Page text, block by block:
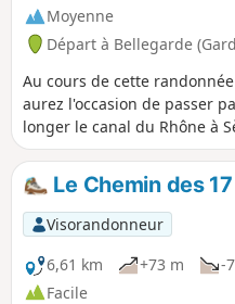
Moyenne
Départ à Bellegarde
Au cours de cette
aurez l'occasion de passer
longer le canal du Rhône à
Le Chemin des
Visorandonneur
6,61 km
+73 m -
Facile